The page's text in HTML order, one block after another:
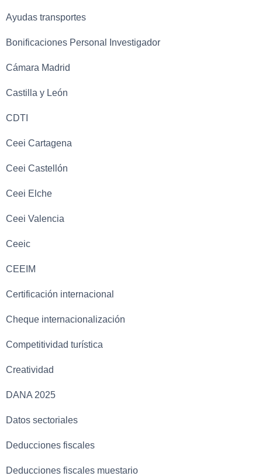
Ayudas transportes
Bonificaciones Personal Investigador
Cámara Madrid
Castilla y León
CDTI
Ceei Cartagena
Ceei Castellón
Ceei Elche
Ceei Valencia
Ceeic
CEEIM
Certificación internacional
Cheque internacionalización
Competitividad turística
Creatividad
DANA 2025
Datos sectoriales
Deducciones fiscales
Deducciones fiscales muestario